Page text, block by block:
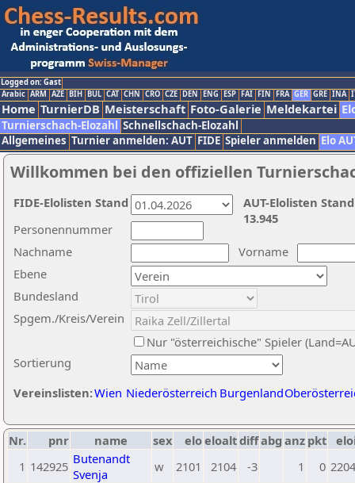
Logged on: Gast
Arabic ARM AZE BIH BUL CAT CHN CRO CZE DEN ENG ESP FAI FIN FRA GER GRE INA
Home TurnierDB Meisterschaft Foto-Galerie Meldekartei
Turnierschach-Elozahl Schnellschach-Elozahl
Allgemeines Turnier anmelden: AUT FIDE Spieler anmelden Elo
Willkommen bei den offiziellen
Nachname
Vorname
Ebene
Sortierung
Personennummer
Bundesland
Spgem./Kreis/Verein
Nur "österreichische" Spieler
Vereinslisten:Wien Niederösterreich Burgenland
AUT-Elolisten
13.945
FIDE-Elolisten Stand
Nr. pnr name sex eloeloaltdiffabg anz pkt
1 142925 Butenandt
Svenja
w 2101 2104 -3 1 0 2204